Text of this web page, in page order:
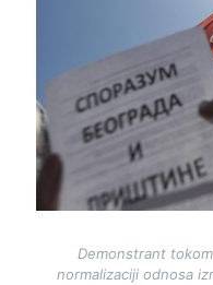
Demonstrant
normalizaciji odnosa